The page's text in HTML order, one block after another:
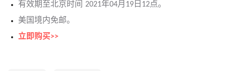
有效期至北京时间 2021年04月19日12点。
美国境内免邮。
立即购买>>